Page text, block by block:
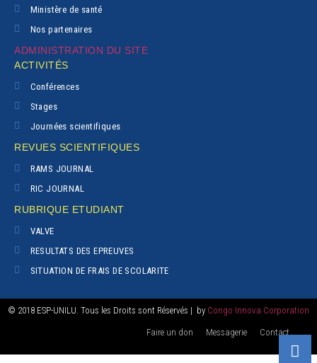
Ministère de santé
Nos partenaires
ADMINISTRATION DU SITE
ACTIVITÉS
Conférences
Stages
Journées scientifiques
REVUES SCIENTIFIQUES
RAMS JOURNAL
RIC JOURNAL
RUBRIQUE ETUDIANT
VALVE
RESULTATS DES EPREUVES
SITUATION DE FRAIS DE SCOLARITE
© 2018 ESP-UNILU. Tous les Droits sont Réservés | by Congo Innova Corporation
Faire un don Messagerie Contact